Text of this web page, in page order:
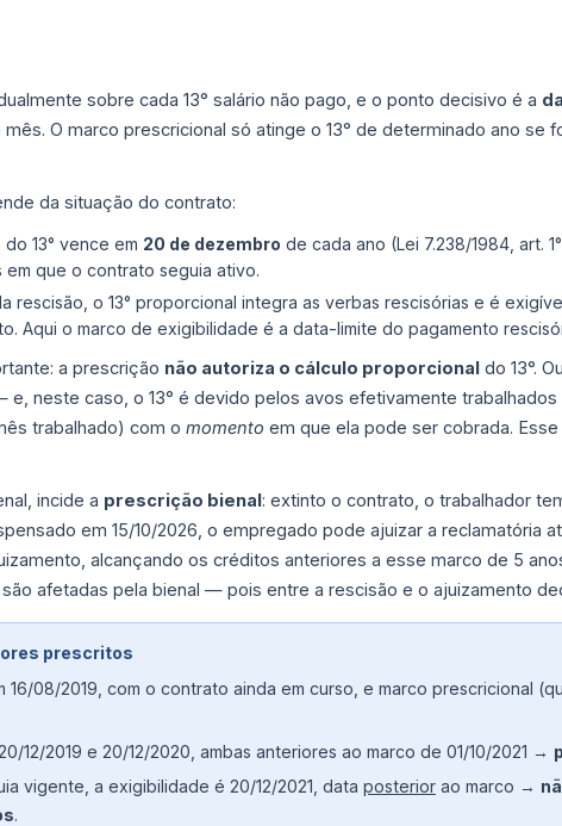
sobre cada 13° salário não pago, e o ponto decisivo é a
O marco prescricional só atinge o 13° de determinado ano se
da situação do contrato:
13° vence em 20 de dezembro de cada ano (Lei 7.238/1984, art.
que o contrato seguia ativo.
rescisão, o 13° proporcional integra as verbas rescisórias e é
Aqui o marco de exigibilidade é a data-limite do pagamento
a prescrição não autoriza o cálculo proporcional do 13°.
neste caso, o 13° é devido pelos avos efetivamente
trabalhado) com o momento em que ela pode ser cobrada.
incide a prescrição bienal : extinto o contrato, o trabalhador
em 15/10/2026, o empregado pode ajuizar a reclamatória
alcançando os créditos anteriores a esse marco de 5
afetadas pela bienal — pois entre a rescisão e o ajuizamento
prescritos
16/08/2019, com o contrato ainda em curso, e marco prescricional
12/2019 e 20/12/2020, ambas anteriores ao marco de 01/10/2021 →
vigente, a exigibilidade é 20/12/2021, data posterior ao marco →
.